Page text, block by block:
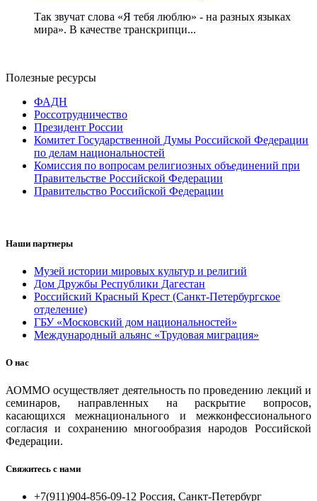
Так звучат слова «Я тебя люблю» - на разных языках
мира». В качестве транскрипци...
Полезные ресурсы
ФАДН
Россотрудничество
Президент России
Комитет Государственной Думы Российской Федерации
по делам национальностей
Комиссия по вопросам религиозных объединений при
Правительстве Российской Федерации
Правительство Российской Федерации
Наши партнеры
Музей истории мировых культур и религий
Дом Дружбы Республики Дагестан
Российский Красный Крест (Санкт-Петербургское
отделение)
ГБУ «Московский дом национальностей»
Международный альянс «Трудовая миграция»
О нас
АОММО осуществляет деятельность по проведению лекций и
семинаров, направленных на раскрытие вопросов,
касающихся межнационального и межконфессионального
согласия и сохранению многообразия народов Российской
Федерации.
Свяжитесь с нами
+7(911)904-856-09-12 Россия, Санкт-Петербург